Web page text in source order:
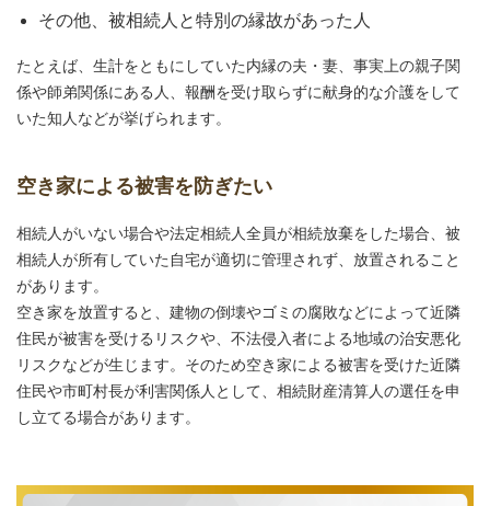
その他、被相続人と特別の縁故があった人
たとえば、生計をともにしていた内縁の夫・妻、事実上の親子関
係や師弟関係にある人、報酬を受け取らずに献身的な介護をして
いた知人などが挙げられます。
空き家による被害を防ぎたい
相続人がいない場合や法定相続人全員が相続放棄をした場合、被
相続人が所有していた自宅が適切に管理されず、放置されること
があります。
空き家を放置すると、建物の倒壊やゴミの腐敗などによって近隣
住民が被害を受けるリスクや、不法侵入者による地域の治安悪化
リスクなどが生じます。そのため空き家による被害を受けた近隣
住民や市町村長が利害関係人として、相続財産清算人の選任を申
し立てる場合があります。